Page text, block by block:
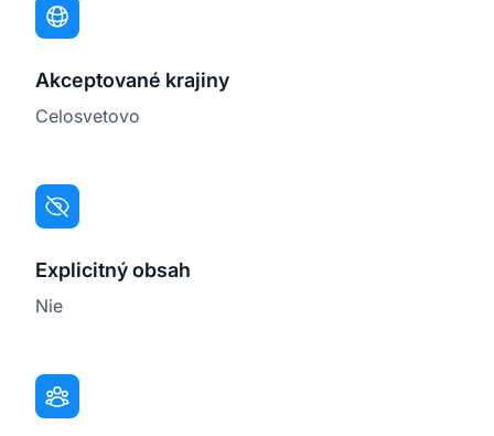
Akceptované krajiny
Celosvetovo
Explicitný obsah
Nie